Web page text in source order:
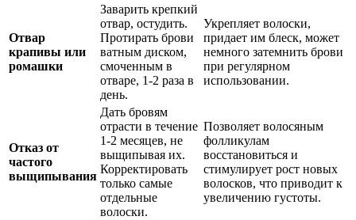
Отвар
крапивы или
ромашки
Заварить крепкий
отвар, остудить.
Протирать брови
ватным диском,
смоченным в
отваре, 1-2 раза в
день.
Укрепляет волоски,
придает им блеск, может
немного затемнить брови
при регулярном
использовании.
Отказ от
частого
выщипывания
Дать бровям
отрасти в течение
1-2 месяцев, не
выщипывая их.
Корректировать
только самые
отдельные
волоски.
Позволяет волосяным
фолликулам
восстановиться и
стимулирует рост новых
волосков, что приводит к
увеличению густоты.